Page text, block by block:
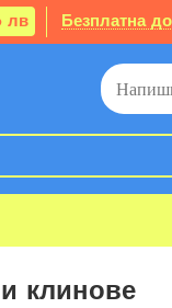
лв Безплатна
клинове